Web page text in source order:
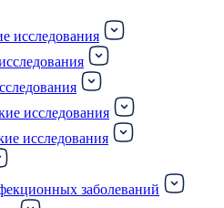
исследования
исследования
исследования
заболеваний